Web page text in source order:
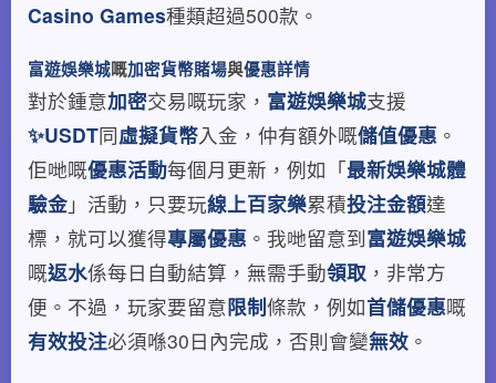
Casino Games種類超過500款。
富遊娛樂城嘅加密貨幣賭場與優惠詳情
對於鍾意加密交易嘅玩家， 富遊娛樂城支援
✨USDT同虛擬貨幣入金，仲有額外嘅儲值優惠 。
佢哋嘅優惠活動每個月更新，例如「最新娛樂城體
驗金」活動，只要玩線上百家樂累積投注金額達
標，就可以獲得專屬優惠 。我哋留意到富遊娛樂城
嘅返水係每日自動結算，無需手動領取 ，非常方
便。不過，玩家要留意限制條款，例如首儲優惠嘅
有效投注必須喺30日內完成，否則會變無效 。